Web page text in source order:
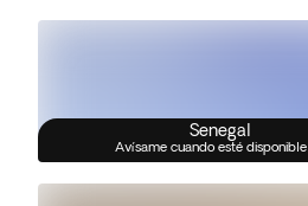
Senegal
Avísame cuando esté disponible